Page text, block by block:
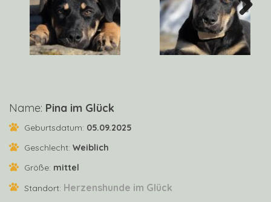
Next
Name: Pina im Glück
Geburtsdatum: 05.09.2025
Geschlecht: Weiblich
Größe: mittel
Standort: Herzenshunde im Glück